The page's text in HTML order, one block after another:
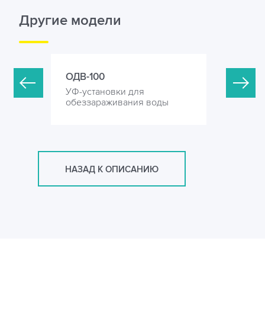
Другие модели
ОДВ-100
УФ-установки для
обеззараживания воды
ОДВ-150
УФ-
НАЗАД К ОПИСАНИЮ